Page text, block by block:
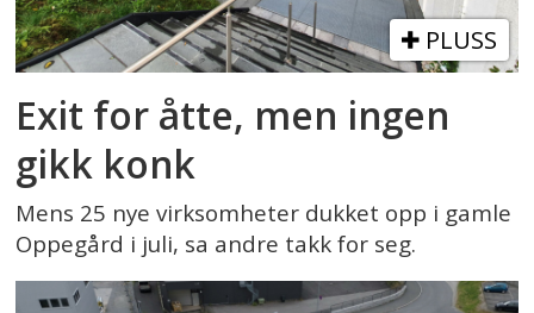
PLUSS
Exit for åtte, men ingen
gikk konk
Mens 25 nye virksomheter dukket opp i gamle
Oppegård i juli, sa andre takk for seg.